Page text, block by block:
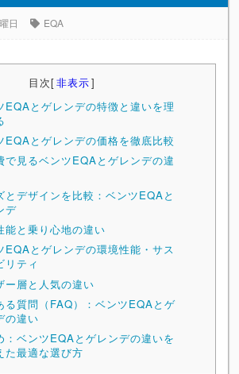
日 EQA
目次[非表示]
EQAとゲレンデの特徴と違いを理
EQAとゲレンデの価格を徹底比較
で見るベンツEQAとゲレンデの違
とデザインを比較：ベンツEQAと
デ
能と乗り心地の違い
EQAとゲレンデの環境性能・サス
リティ
ー層と人気の違い
る質問（FAQ）：ベンツEQAとゲ
の違い
：ベンツEQAとゲレンデの違いを
た最適な選び方